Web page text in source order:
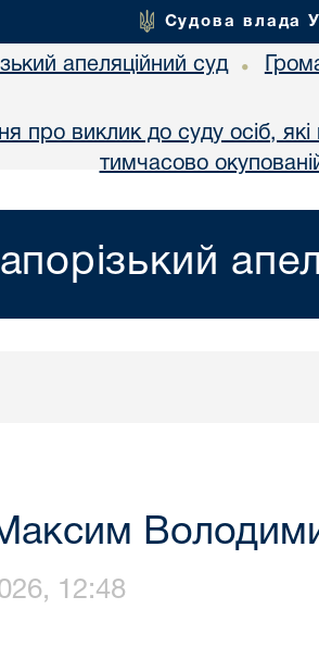
Судова влада
апеляційний суд •
про виклик до суду осіб,
тимчасово
12:48